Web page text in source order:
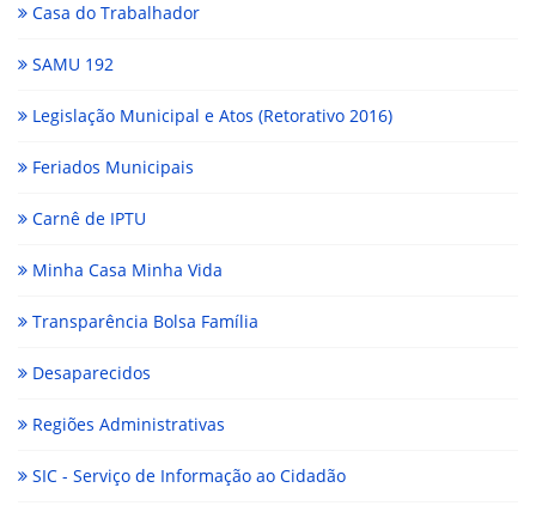
Casa do Trabalhador
SAMU 192
Legislação Municipal e Atos (Retorativo 2016)
Feriados Municipais
Carnê de IPTU
Minha Casa Minha Vida
Transparência Bolsa Família
Desaparecidos
Regiões Administrativas
SIC - Serviço de Informação ao Cidadão